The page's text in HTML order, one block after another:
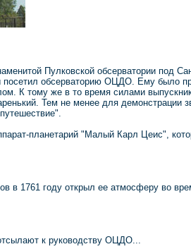
Пулковской обсерватории под
посетил обсерваторию ОЦДО. Ему было
К тому же в то время силами
Тем не менее для демонстрации
планетарий "Малый Карл Цеис",
в 1761 году открыл ее атмосферу во
к руководству ОЦДО...